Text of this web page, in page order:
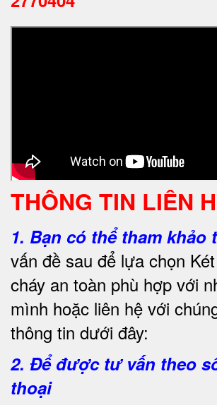
THÔNG TIN LIÊN
1. Bạn có thể tham khảo
vấn đề sau để lựa chọn
cháy an toàn phù hợp với
mình hoặc liên hệ với
thông tin dưới đây:
2. Để được tư vấn theo
thoại